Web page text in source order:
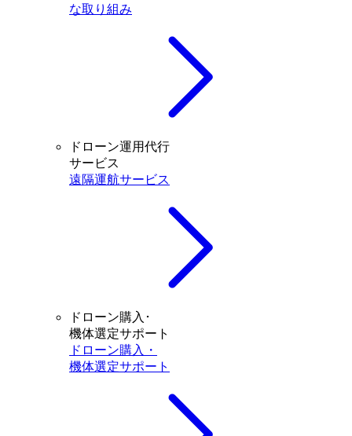
な取り組み
ドローン運用代行
サービス
遠隔運航サービス
ドローン購入･
機体選定サポート
ドローン購入・
機体選定サポート